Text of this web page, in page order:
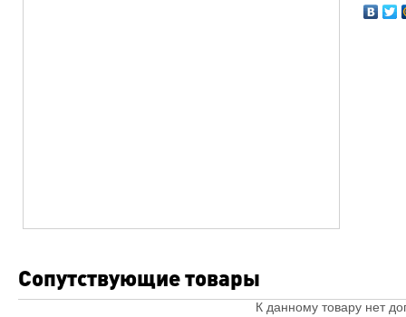
Сопутствующие товары
К данному товару нет